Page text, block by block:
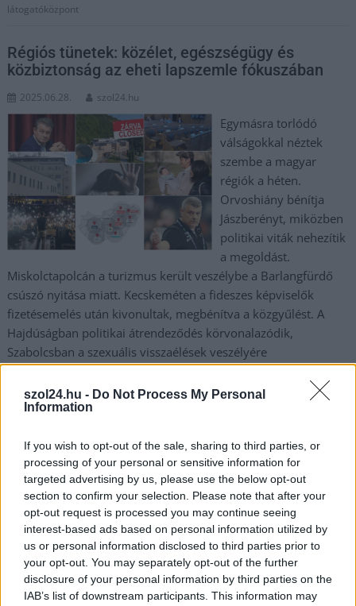
szol24.hu - Do Not Process My Personal
Information
If you wish to opt-out of the sale, sharing to third parties, or
processing of your personal or sensitive information for
targeted advertising by us, please use the below opt-out
section to confirm your selection. Please note that after your
opt-out request is processed you may continue seeing
interest-based ads based on personal information utilized by
us or personal information disclosed to third parties prior to
your opt-out. You may separately opt-out of the further
disclosure of your personal information by third parties on the
IAB’s list of downstream participants. This information may
látogatóközpont
Régiós tünetek: közélet, egészségügy és
közbiztonság az eheti lapszemle fókuszában
2025.06.28. szol24.hu
Egymásra torlódó
válságokkal néztek
szembe a magyar
régiók a héten.
Orvoshiány bénítja
Jászberényt, miközben
politikai viták nehezítik
a megoldást.
Miskolctapolcán a turizmus került veszélybe a Barlangfürdő
csúszó nyitása miatt. Kecskeméten a fideszes képviselők
fizetésemelés után kivonultak, megbénítva a közgyűlést. A
Hajdúságban politikai átrendeződés körvonalazódik,
Szabolcsban a szexuális visszaélések veszélyére
születése napján rasszista kommentek érték, Pécsett pedig
egy koncerthelyszín körüli konfliktus végül közös
Veszprém HC mestere az egyiptomi kézilabda-válogatott új
szövetségi kapitánya lett. Hétvégi lapszemle.
TOVÁBB OLVASOM
lapszemle ,media , sajto ,szol24
Közleményben írta meg a rendőrség: jogerőssé
vált a Pride betiltása